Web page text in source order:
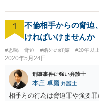
1
不倫相手からの脅迫
ければいけませんか
#恐喝・脅迫 #婚外の妊娠 #20年以
2020年5月24日
刑事事件に強い弁護士
本庄 卓磨 弁護士
相手方の行為は脅迫罪や強要